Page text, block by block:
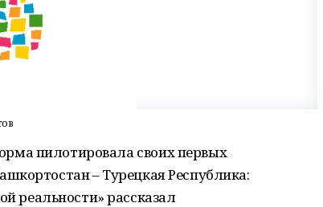
пилотировала своих первых
– Турецкая Республика:
реальности» рассказал